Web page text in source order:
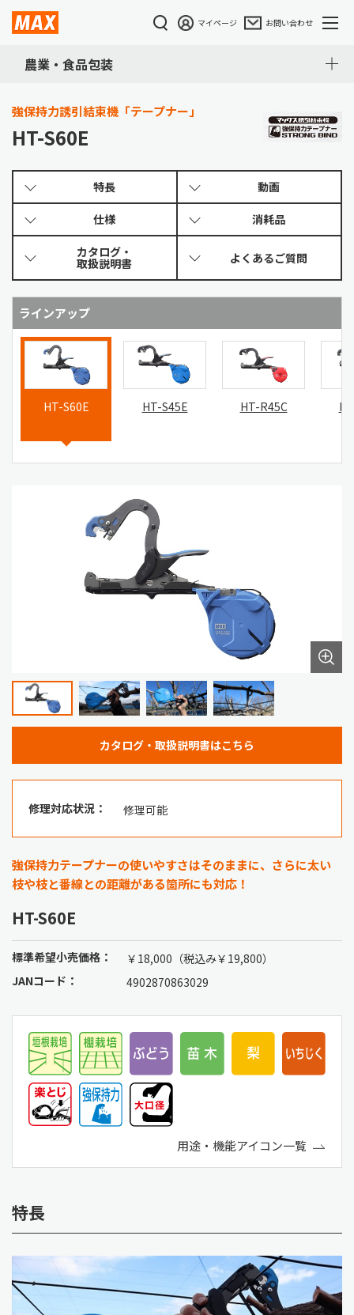
マイページ お問い合わせ
農業・食品包装
強保持力誘引結束機「テープナー」
HT-S60E
特長 動画
仕様 消耗品
カタログ・
取扱説明書 よくあるご質問
ラインアップ
HT-S60E HT-S45E HT-R45C
カタログ・取扱説明書はこちら
修理対応状況： 修理可能
強保持力テープナーの使いやすさはそのままに、さらに太い
枝や枝と番線との距離がある箇所にも対応！
HT-S60E
標準希望小売価格：
￥18,000（税込み￥19,800）
JANコード：
4902870863029
用途・機能アイコン一覧
特長